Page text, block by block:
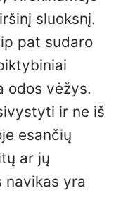
sluoksnį.
pat sudaro
odos vėžys.
ir ne iš
esančių
ar jų
navikas yra